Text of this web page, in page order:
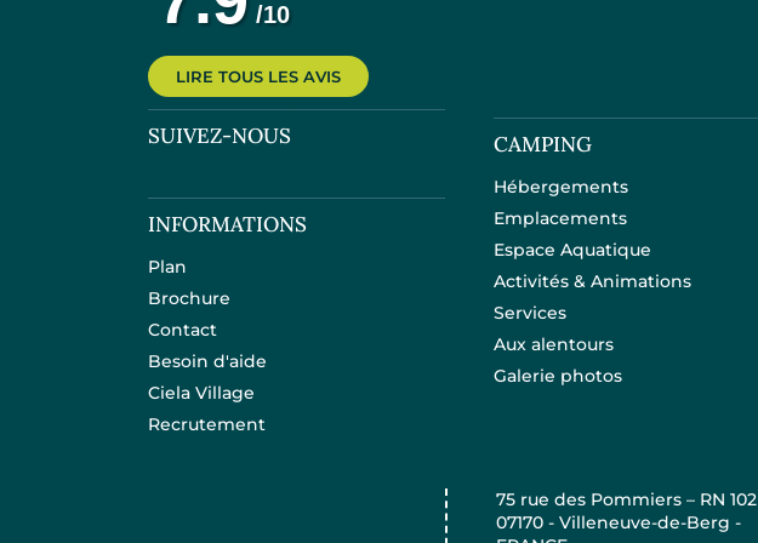
LIRE TOUS LES AVIS
SUIVEZ-NOUS
INFORMATIONS
Plan
Brochure
Contact
Besoin d'aide
Ciela Village
Recrutement
CAMPING
Hébergements
Emplacements
Espace Aquatique
Activités & Animations
Services
Aux alentours
Galerie photos
75 rue des Pommiers – RN 102
07170 - Villeneuve-de-Berg -